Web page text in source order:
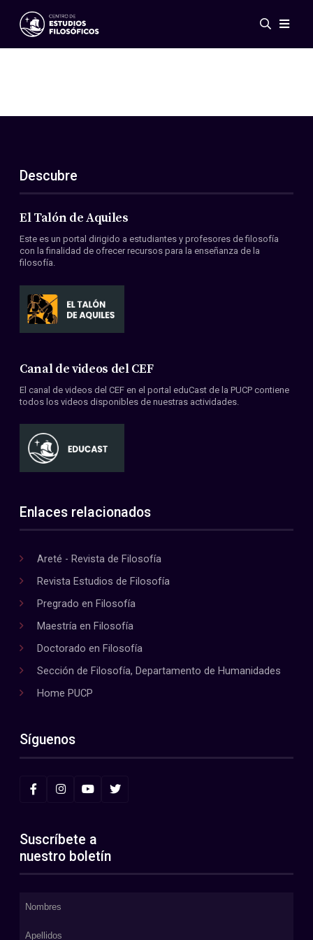
Eventos
ES
EN
Acerca de nosotros
Miembros
Convenios
Descubre
El Talón de Aquiles
Este es un portal dirigido a estudiantes y profesores de filosofía
con la finalidad de ofrecer recursos para la enseñanza de la
filosofía.
Canal de videos del CEF
El canal de videos del CEF en el portal eduCast de la PUCP contiene
todos los videos disponibles de nuestras actividades.
Enlaces relacionados
Areté - Revista de Filosofía
Revista Estudios de Filosofía
Pregrado en Filosofía
Maestría en Filosofía
Doctorado en Filosofía
Sección de Filosofía, Departamento de Humanidades
Home PUCP
Síguenos
Suscríbete a
nuestro boletín